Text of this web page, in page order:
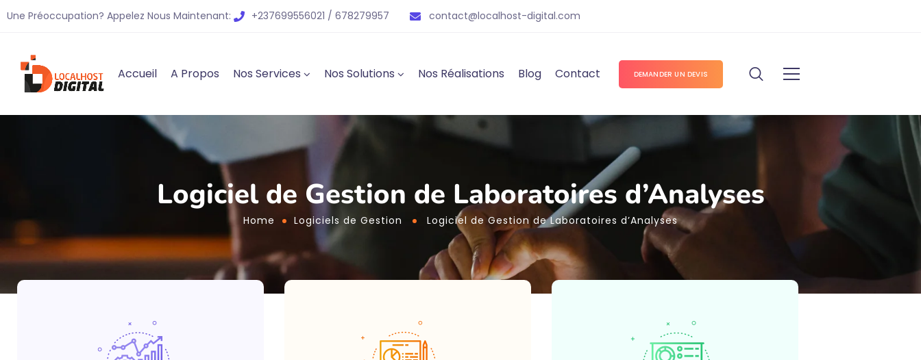
Une Préoccupation? Appelez Nous Maintenant: +237699556021 / 678279957 contact@localhost-digital.com
Accueil A Propos Nos Services Nos Solutions Nos Réalisations Blog Contact DEMANDER UN DEVIS
Logiciel de Gestion de Laboratoires d’Analyses
Home Logiciels de Gestion Logiciel de Gestion de Laboratoires d’Analyses